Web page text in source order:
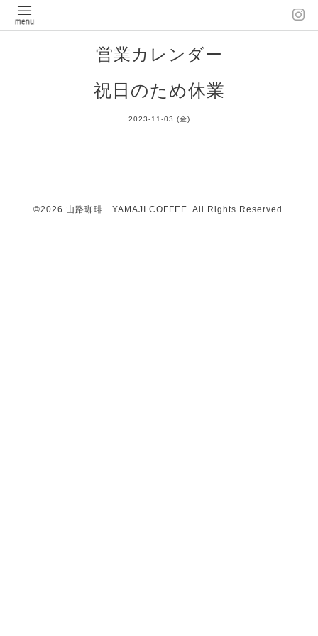
営業カレンダー
祝日のため休業
2023-11-03 (金)
©2026 山路珈琲 YAMAJI COFFEE. All Rights Reserved.